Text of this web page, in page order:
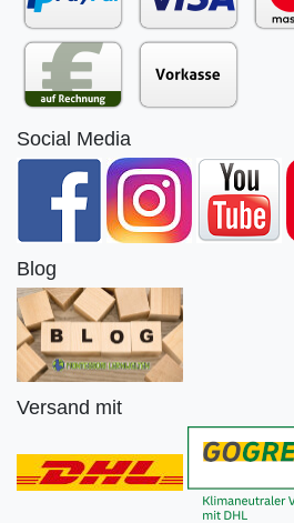
Social Media
Blog
Versand mit